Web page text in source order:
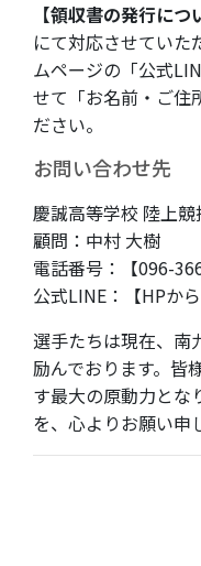
【領収書の発行につ
にて対応させていた
ムページの「公式
せて「お名前・ご住
ださい。
お問い合わせ先
慶誠高等学校 陸上競
顧問：中村 大樹
電話番号：【096-
公式LINE：【HPか
選手たちは現在、南
励んでおります。皆
す最大の原動力とな
を、心よりお願い申